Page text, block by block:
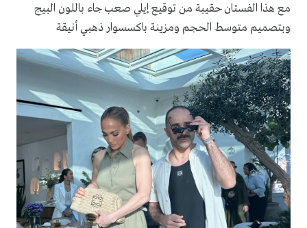
مع هذا الفستان حقيبة من توقيع إيلي صعب جاء باللون البيج
وبتصميم متوسط الحجم ومزينة باكسسوار ذهبي أنيقة